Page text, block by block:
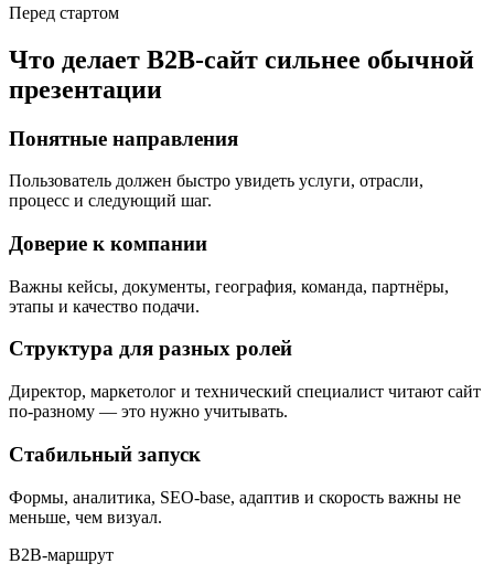
Перед стартом
Что делает B2B-сайт сильнее обычной
презентации
Понятные направления
Пользователь должен быстро увидеть услуги, отрасли,
процесс и следующий шаг.
Доверие к компании
Важны кейсы, документы, география, команда, партнёры,
этапы и качество подачи.
Структура для разных ролей
Директор, маркетолог и технический специалист читают сайт
по-разному — это нужно учитывать.
Стабильный запуск
Формы, аналитика, SEO-base, адаптив и скорость важны не
меньше, чем визуал.
B2B-маршрут